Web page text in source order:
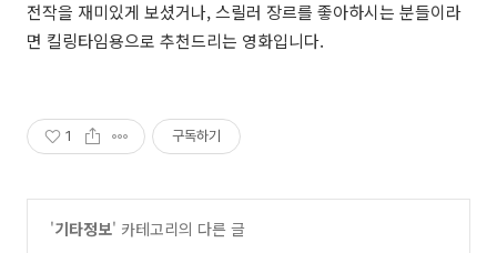
전작을 재미있게 보셨거나, 스릴러 장르를 좋아하시는 분들이라
면 킬링타임용으로 추천드리는 영화입니다.
1 구독하기
'기타정보' 카테고리의 다른 글